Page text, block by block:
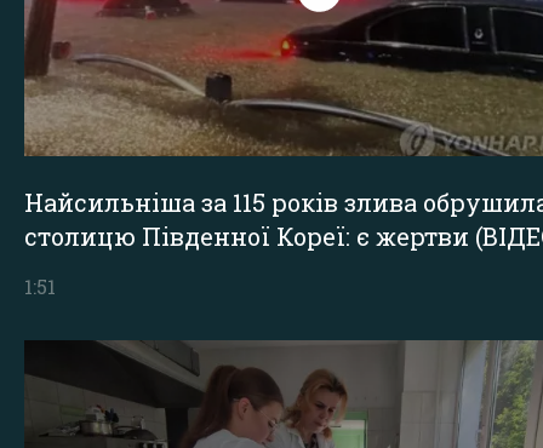
Найсильніша за 115 років злива
столицю Південної Кореї: є жертви
1:51